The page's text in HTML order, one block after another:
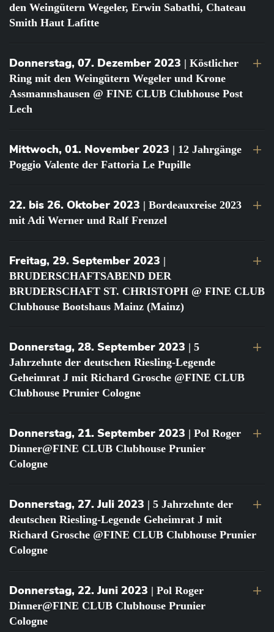
den Weingütern Wegeler, Erwin Sabathi, Chateau
Smith Haut Lafitte
Donnerstag, 07. Dezember 2023 | Köstlicher
Ring mit den Weingütern Wegeler und Krone
Assmannshausen @ FINE CLUB Clubhouse Post
Lech
Mittwoch, 01. November 2023 | 12 Jahrgänge
Poggio Valente der Fattoria Le Pupille
22. bis 26. Oktober 2023 | Bordeauxreise 2023
mit Adi Werner und Ralf Frenzel
Freitag, 29. September 2023 |
BRUDERSCHAFTSABEND DER
BRUDERSCHAFT ST. CHRISTOPH @ FINE CLUB
Clubhouse Bootshaus Mainz (Mainz)
Donnerstag, 28. September 2023 | 5
Jahrzehnte der deutschen Riesling-Legende
Geheimrat J mit Richard Grosche @FINE CLUB
Clubhouse Prunier Cologne
Donnerstag, 21. September 2023 | Pol Roger
Dinner@FINE CLUB Clubhouse Prunier
Cologne
Donnerstag, 27. Juli 2023 | 5 Jahrzehnte der
deutschen Riesling-Legende Geheimrat J mit
Richard Grosche @FINE CLUB Clubhouse Prunier
Cologne
Donnerstag, 22. Juni 2023 | Pol Roger
Dinner@FINE CLUB Clubhouse Prunier
Cologne